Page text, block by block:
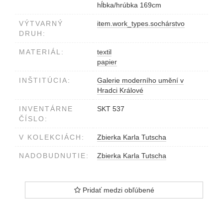
hĺbka/hrúbka 169cm
VÝTVARNÝ
DRUH:
item.work_types.sochárstvo
MATERIÁL:
textil
papier
INŠTITÚCIA:
Galerie moderního umění v
Hradci Králové
INVENTÁRNE
ČÍSLO:
SKT 537
V KOLEKCIÁCH: Zbierka Karla Tutscha
NADOBUDNUTIE: Zbierka Karla Tutscha
Pridať medzi obľúbené